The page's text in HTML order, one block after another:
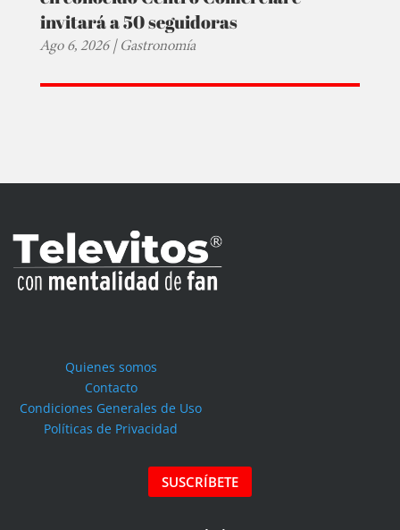
invitará a 50 seguidoras
Ago 6, 2026|Gastronomía
Quienes somos
Contacto
Condiciones Generales de Uso
Políticas de Privacidad
SUSCRÍBETE